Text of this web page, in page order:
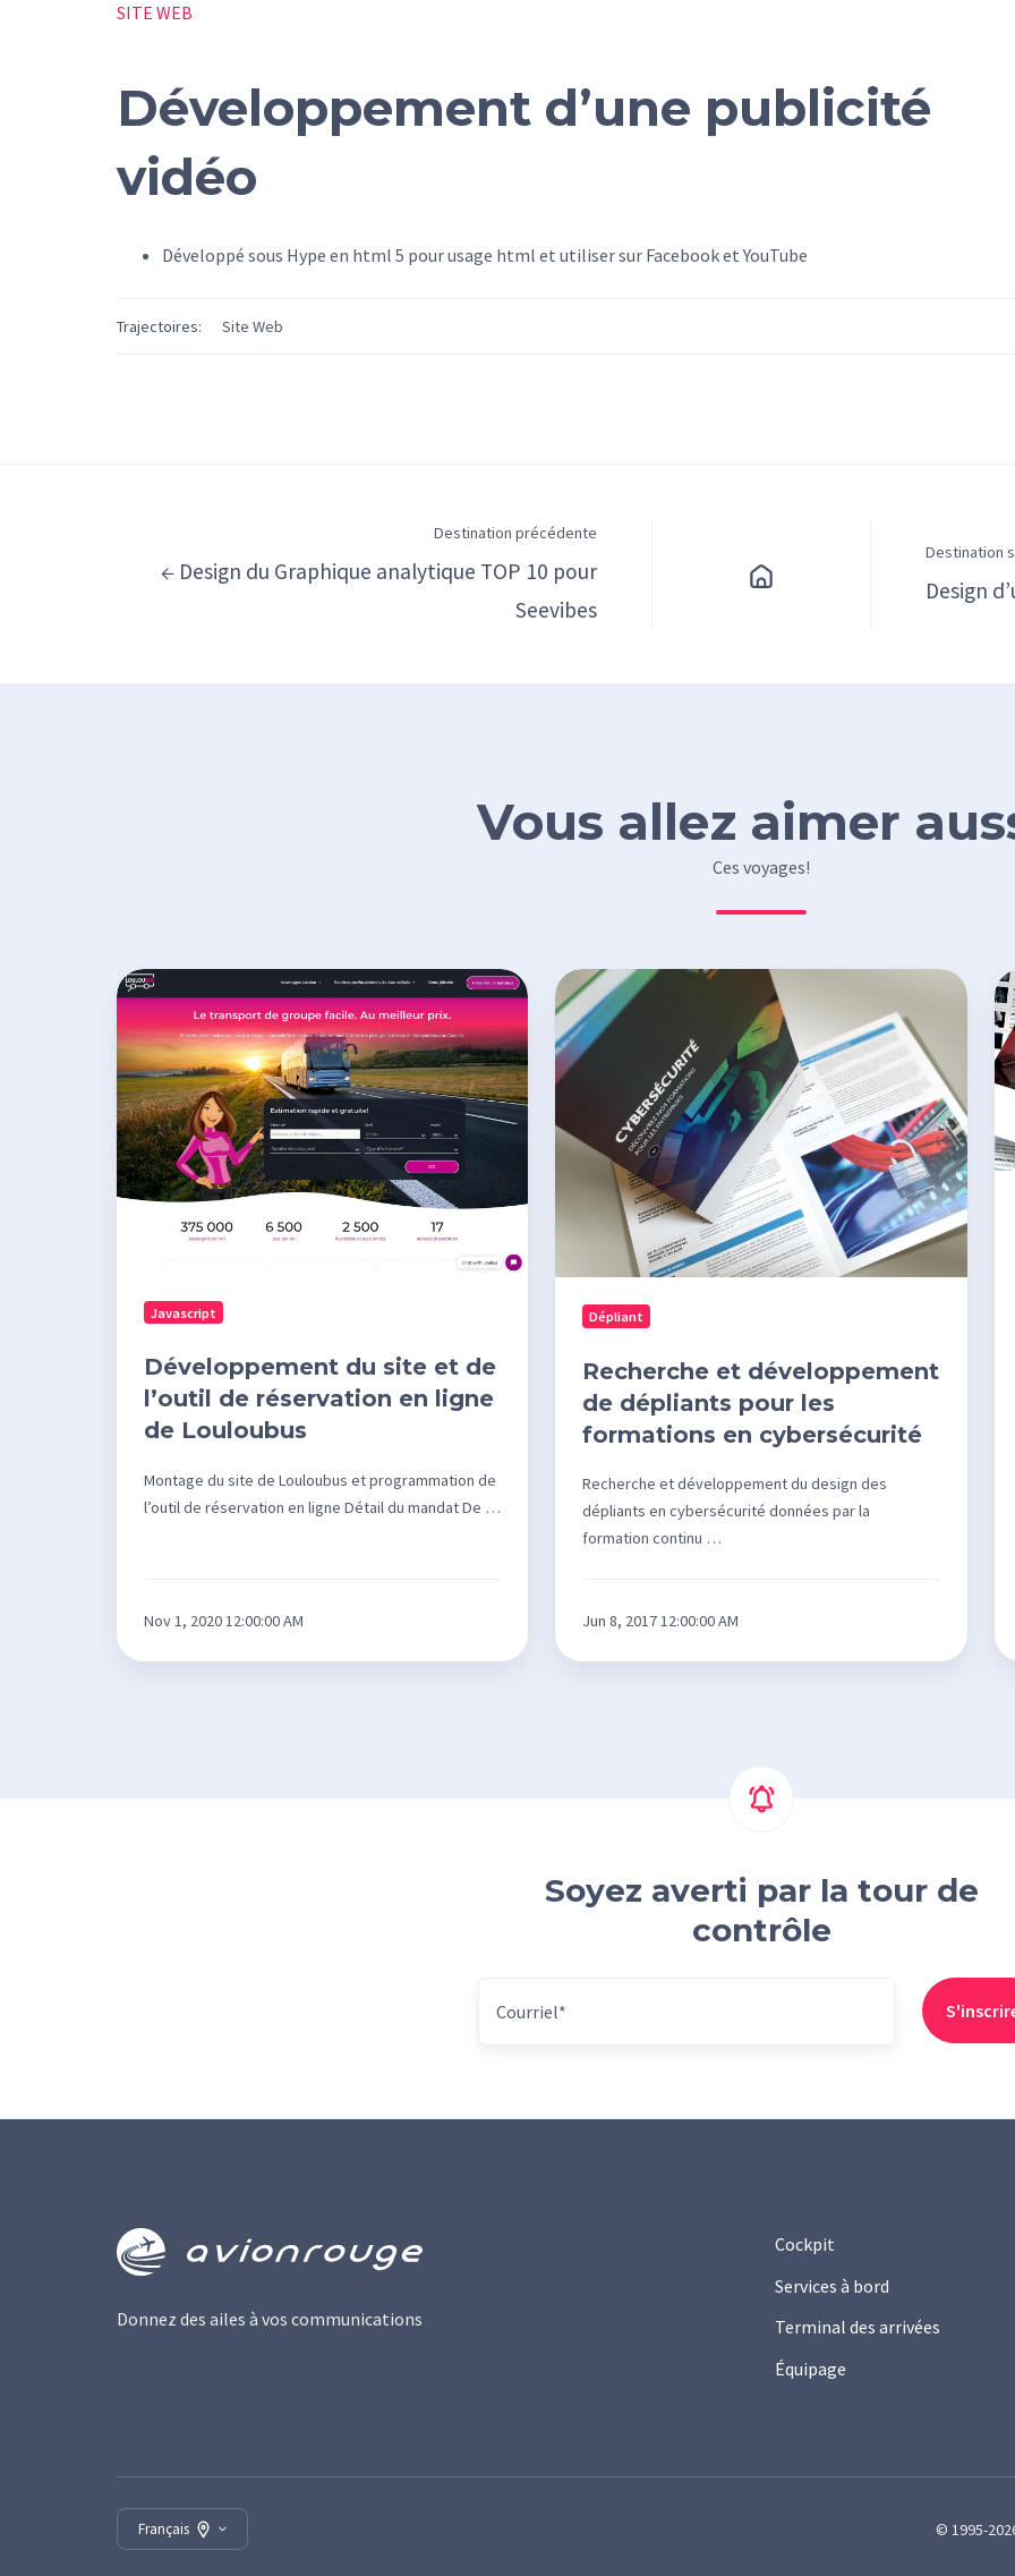
SITE WEB
Développement d’une publicité
vidéo
Développé sous Hype en html 5 pour usage html et utiliser sur Facebook et YouTube
Trajectoires: Site Web
Destination précédente
← Design du Graphique analytique TOP 10 pour
Seevibes
Destination
Design
Vous allez aimer
Ces voyages!
Développement
du
site
et
de
l’outil
de
réservation
Javascript
Développement du site et de
l’outil de réservation en ligne
de Louloubus
Montage du site de Louloubus et programmation de
l’outil de réservation en ligne Détail du mandat De …
Nov 1, 2020 12:00:00 AM
Recherche
et
développement
de
pour
formations
cybersécurité
Dépliant
Recherche et développement
de dépliants pour les
formations en cybersécurité
Recherche et développement du design des
dépliants en cybersécurité données par la
formation continu …
Jun 8, 2017 12:00:00 AM
et
de
Soyez averti par la tour de
contrôle
Donnez des ailes à vos communications
Cockpit
Services à bord
Terminal des arrivées
Équipage
Français © 1995-